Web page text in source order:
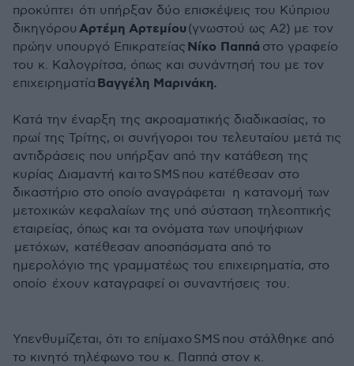
προκύπτει ότι υπήρξαν δύο επισκέψεις του Κύπριου
δικηγόρου Αρτέμη Αρτεμίου(γνωστού ως Α2) με τον
πρώην υπουργό Επικρατείας Νίκο Παππά στο γραφείο
του κ. Καλογρίτσα, όπως και συνάντησή του με τον
επιχειρηματία Βαγγέλη Μαρινάκη.
Κατά την έναρξη της ακροαματικής διαδικασίας, το
πρωί της Τρίτης, οι συνήγοροι του τελευταίου μετά τις
αντιδράσεις που υπήρξαν από την κατάθεση της
κυρίας Διαμαντή καιτο SMS που κατέθεσαν στο
δικαστήριο στο οποίο αναγράφεται η κατανομή των
μετοχικών κεφαλαίων της υπό σύσταση τηλεοπτικής
εταιρείας, όπως και τα ονόματα των υποψήφιων
μετόχων, κατέθεσαν αποσπάσματα από το
ημερολόγιο της γραμματέως του επιχειρηματία, στο
οποίο έχουν καταγραφεί οι συναντήσεις του.
Υπενθυμίζεται, ότι το επίμαχο SMS που στάλθηκε από
το κινητό τηλέφωνο του κ. Παππά στον κ.